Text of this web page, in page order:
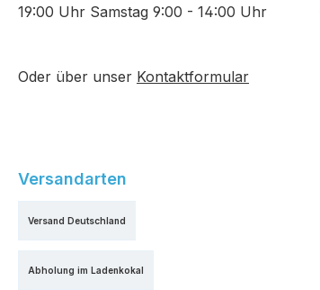
19:00 Uhr Samstag 9:00 - 14:00 Uhr
Oder über unser Kontaktformular
Versandarten
Versand Deutschland
Abholung im Ladenkokal